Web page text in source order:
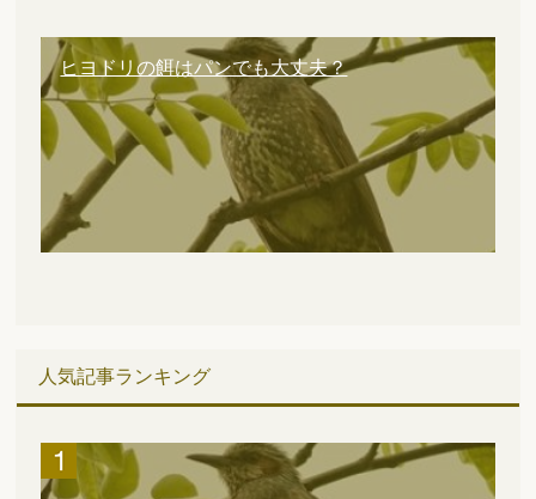
ヒヨドリの餌はパンでも大丈夫？
人気記事ランキング